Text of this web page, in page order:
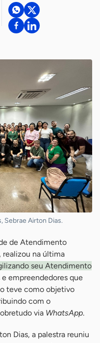
Sebrae Airton Dias.
de Atendimento
realizou na última
seu Atendimento
e empreendedores que
teve como objetivo
com o
via WhatsApp.
Dias, a palestra reuniu